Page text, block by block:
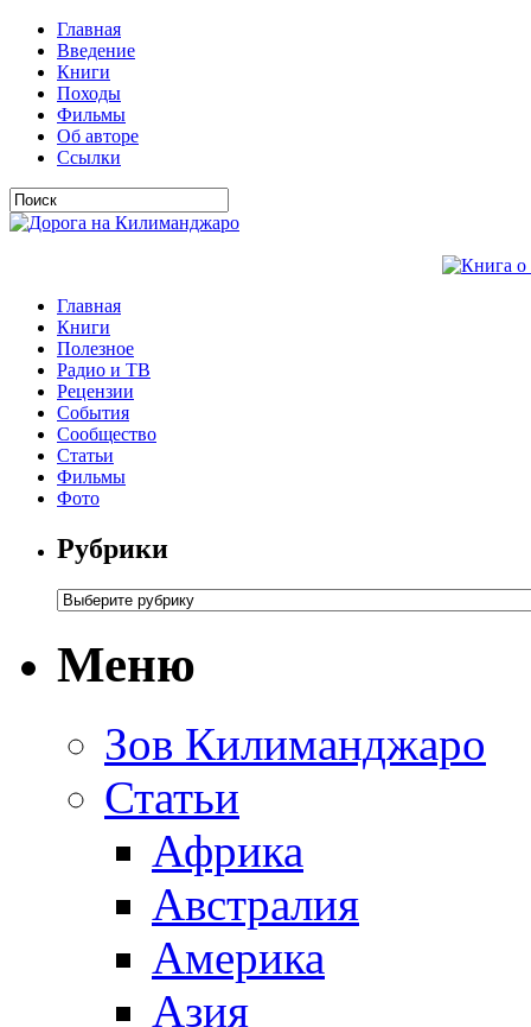
Главная
Введение
Книги
Походы
Фильмы
Об авторе
Ссылки
Главная
Книги
Полезное
Радио и ТВ
Рецензии
События
Сообщество
Статьи
Фильмы
Фото
Рубрики
Меню
Зов Килиманджаро
Статьи
Африка
Австралия
Америка
Азия